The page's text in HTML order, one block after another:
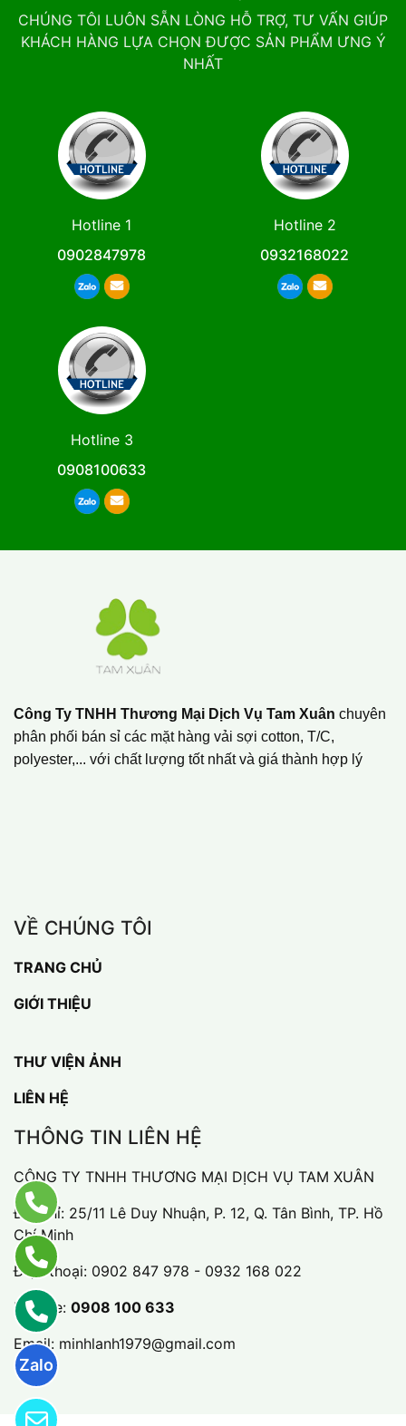
Zalo
CHÚNG TÔI LUÔN SẴN LÒNG HỖ TRỢ, TƯ VẤN GIÚP
KHÁCH HÀNG LỰA CHỌN ĐƯỢC SẢN PHẨM ƯNG Ý
NHẤT
Hotline 1
0902847978
Hotline 2
0932168022
Hotline 3
0908100633
Công Ty TNHH Thương Mại Dịch Vụ Tam Xuân chuyên
phân phối bán sỉ các mặt hàng vải sợi cotton, T/C,
polyester,... với chất lượng tốt nhất và giá thành hợp lý
VỀ CHÚNG TÔI
TRANG CHỦ
GIỚI THIỆU
THƯ VIỆN ẢNH
LIÊN HỆ
THÔNG TIN LIÊN HỆ
CÔNG TY TNHH THƯƠNG MẠI DỊCH VỤ TAM XUÂN
Địa chỉ: 25/11 Lê Duy Nhuận, P. 12, Q. Tân Bình, TP. Hồ
Chí Minh
Điện thoại: 0902 847 978 - 0932 168 022
Hotline: 0908 100 633
Email: minhlanh1979@gmail.com